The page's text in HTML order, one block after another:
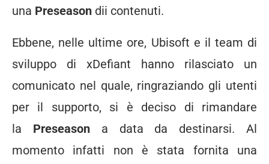
una Preseason dii contenuti.
Ebbene, nelle ultime ore, Ubisoft e il team di
sviluppo di xDefiant hanno rilasciato un
comunicato nel quale, ringraziando gli utenti
per il supporto, si è deciso di rimandare
la Preseason a data da destinarsi. Al
momento infatti non è stata fornita una